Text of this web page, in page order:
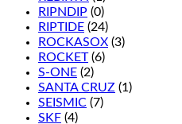
RIPNDIP (0)
RIPTIDE (24)
ROCKASOX (3)
ROCKET (6)
S-ONE (2)
SANTA CRUZ (1)
SEISMIC (7)
SKF (4)